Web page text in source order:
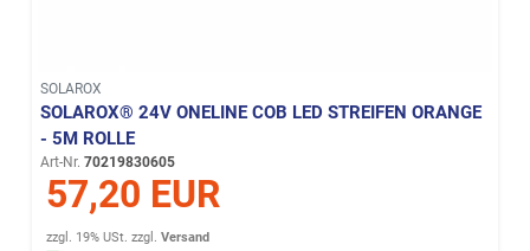
SOLAROX
SOLAROX® 24V ONELINE COB LED STREIFEN ORANGE
- 5M ROLLE
Art-Nr. 70219830605
57,20 EUR
zzgl. 19% USt. zzgl.Versand